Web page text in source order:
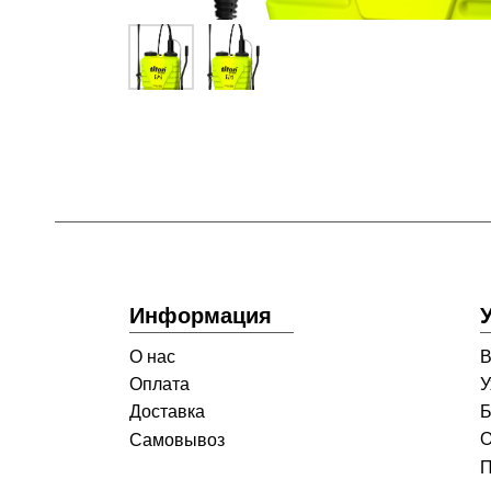
Информация
О нас
Оплата
Самовывоз
Доставка